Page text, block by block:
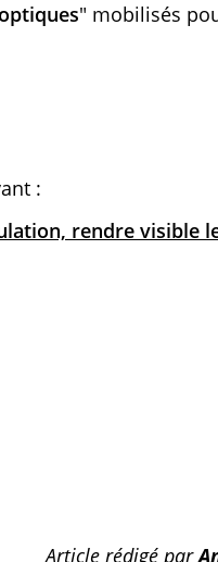
" mobilisés
:
rendre visible
Article rédigé par